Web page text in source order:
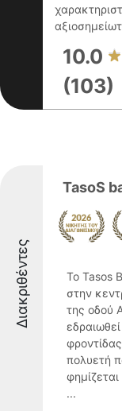
10.0
(103)
Διακριθέντες
TasoS
Το Tasos
στην
της οδού
πολυετή
...